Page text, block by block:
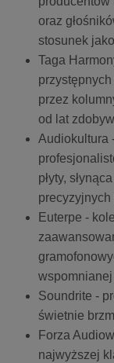
oraz
stosunek
Taga
przez
od lat
Audiokultura
płyty,
Euterpe -
Soundrite -
świetnie
Forza
najwyższej